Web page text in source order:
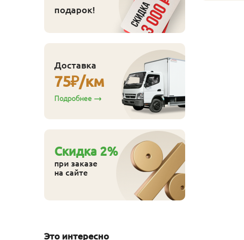
подарок!
Доставка
75₽/км
Подробнее
Cкидка 2%
при заказе
на сайте
Это интересно